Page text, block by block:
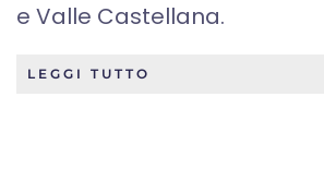
e Valle Castellana.
LEGGI TUTTO